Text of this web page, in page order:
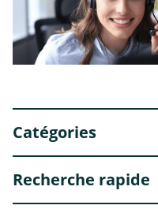
Catégories
Recherche rapide